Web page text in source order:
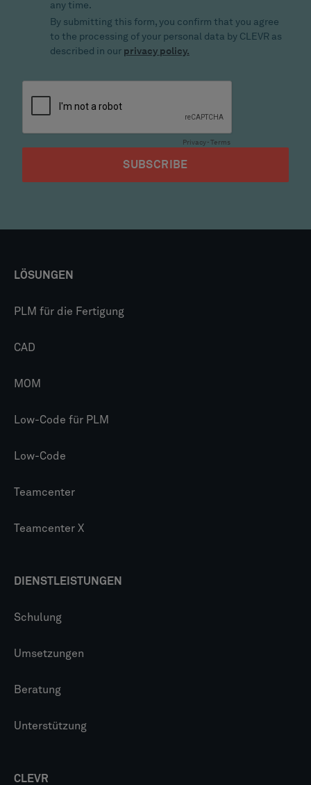
LÖSUNGEN
PLM für die Fertigung
CAD
MOM
Low-Code für PLM
Low-Code
Teamcenter
Teamcenter X
DIENSTLEISTUNGEN
Schulung
Umsetzungen
Beratung
Unterstützung
CLEVR